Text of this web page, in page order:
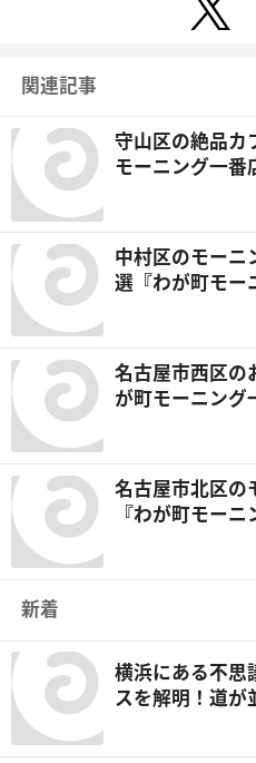
関連記事
守山区の絶品カ
モーニング一番
中村区のモーニ
選『わが町モー
名古屋市西区の
が町モーニング
名古屋市北区の
『わが町モーニ
新着
横浜にある不思
スを解明！道が